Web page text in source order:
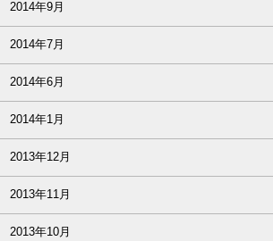
2014年9月
2014年7月
2014年6月
2014年1月
2013年12月
2013年11月
2013年10月